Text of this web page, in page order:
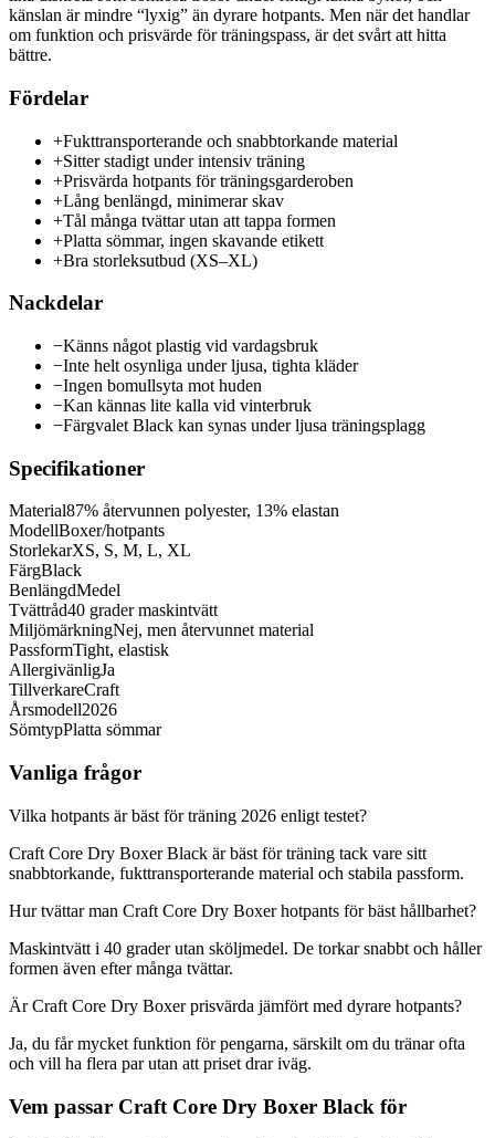
känslan är mindre “lyxig” än dyrare hotpants. Men när det handlar
om funktion och prisvärde för träningspass, är det svårt att hitta
bättre.
Fördelar
+Fukttransporterande och snabbtorkande material
+Sitter stadigt under intensiv träning
+Prisvärda hotpants för träningsgarderoben
+Lång benlängd, minimerar skav
+Tål många tvättar utan att tappa formen
+Platta sömmar, ingen skavande etikett
+Bra storleksutbud (XS–XL)
Nackdelar
−Känns något plastig vid vardagsbruk
−Inte helt osynliga under ljusa, tighta kläder
−Ingen bomullsyta mot huden
−Kan kännas lite kalla vid vinterbruk
−Färgvalet Black kan synas under ljusa träningsplagg
Specifikationer
Material87% återvunnen polyester, 13% elastan
ModellBoxer/hotpants
StorlekarXS, S, M, L, XL
FärgBlack
BenlängdMedel
Tvättråd40 grader maskintvätt
MiljömärkningNej, men återvunnet material
PassformTight, elastisk
AllergivänligJa
TillverkareCraft
Årsmodell2026
SömtypPlatta sömmar
Vanliga frågor
Vilka hotpants är bäst för träning 2026 enligt testet?
Craft Core Dry Boxer Black är bäst för träning tack vare sitt
snabbtorkande, fukttransporterande material och stabila passform.
Hur tvättar man Craft Core Dry Boxer hotpants för bäst hållbarhet?
Maskintvätt i 40 grader utan sköljmedel. De torkar snabbt och håller
formen även efter många tvättar.
Är Craft Core Dry Boxer prisvärda jämfört med dyrare hotpants?
Ja, du får mycket funktion för pengarna, särskilt om du tränar ofta
och vill ha flera par utan att priset drar iväg.
Vem passar Craft Core Dry Boxer Black för